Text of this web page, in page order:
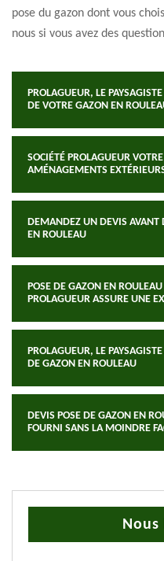
pose du gazon dont vous
nous si vous avez des
PROLAGUEUR, LE
DE VOTRE GAZON EN
SOCIÉTÉ PROLAGUEUR
AMÉNAGEMENTS
DEMANDEZ UN DEVIS AVANT
EN ROULEAU
POSE DE GAZON EN
PROLAGUEUR ASSURE UNE
PROLAGUEUR, LE
DE GAZON EN ROULEAU
DEVIS POSE DE GAZON EN
FOURNI SANS LA MOINDRE